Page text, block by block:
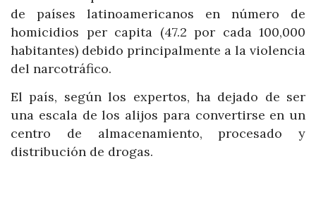
de países latinoamericanos en número de
homicidios per capita (47.2 por cada 100,000
habitantes) debido principalmente a la violencia
del narcotráfico.
El país, según los expertos, ha dejado de ser
una escala de los alijos para convertirse en un
centro de almacenamiento, procesado y
distribución de drogas.